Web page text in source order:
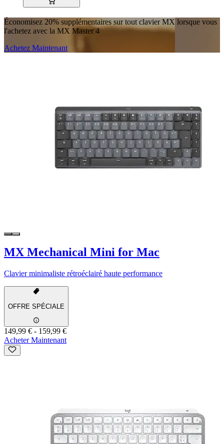
Économisez 20% supplémentaires sur tout clavier MX lorsque vous
l'achetez avec la MX Master 4
Achetez Maintenant
MX Mechanical Mini for Mac
Clavier minimaliste rétroéclairé haute performance
OFFRE SPÉCIALE
149,99 € - 159,99 €
Acheter Maintenant